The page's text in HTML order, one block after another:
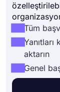
Tüm
aktarın
Genel